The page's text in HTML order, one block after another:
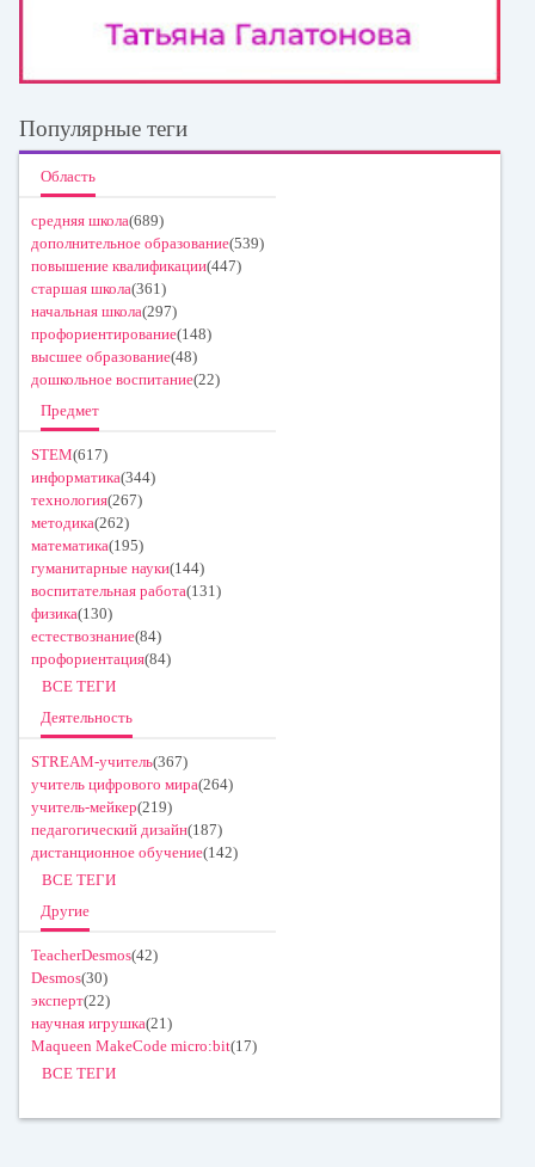
Популярные теги
Область
средняя школа(689)
дополнительное образование(539)
повышение квалификации(447)
старшая школа(361)
начальная школа(297)
профориентирование(148)
высшее образование(48)
дошкольное воспитание(22)
Предмет
STEM(617)
информатика(344)
технология(267)
методика(262)
математика(195)
гуманитарные науки(144)
воспитательная работа(131)
физика(130)
естествознание(84)
профориентация(84)
ВСЕ ТЕГИ
Деятельность
STREAM-учитель(367)
учитель цифрового мира(264)
учитель-мейкер(219)
педагогический дизайн(187)
дистанционное обучение(142)
ВСЕ ТЕГИ
Другие
TeacherDesmos(42)
Desmos(30)
эксперт(22)
научная игрушка(21)
Maqueen MakeCode micro:bit(17)
ВСЕ ТЕГИ